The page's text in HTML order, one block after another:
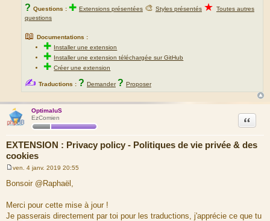
? Questions : ✚ Extensions présentées 🎨 Styles présentés ★ Toutes autres
questions
📖 Documentations :
✚ Installer une extension
✚ Installer une extension téléchargée sur GitHub
✚Créer une extension
✍ Traductions : ? Demander ? Proposer
OptimaluS
EzComien
EXTENSION : Privacy policy - Politiques de vie privée & des
cookies
Citation
s
g
e
ven. 4 janv. 2019 20:55
Bonsoir @Raphaël,
Merci pour cette mise à jour !
Je passerais directement par toi pour les traductions, j'apprécie ce que tu